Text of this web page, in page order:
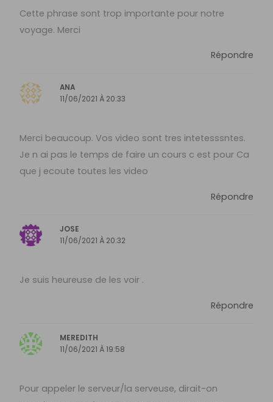
Cette phrase sont trop importante pour notre
voyage. Merci
Répondre
ANA
11/06/2021 À 20:33
Merci beaucoup. Vos video sont tres intetesssntes.
Je n ai pas le temps de faire un cours c est pour Ca
que j ecoute toutes les video
Répondre
JOSE
11/06/2021 À 20:32
Je suis heureuse de les voir .
Répondre
MEREDITH
11/06/2021 À 19:58
Pour appeler le serveur/la serveuse, dirait-on